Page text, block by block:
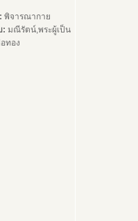
พิจารณากาย
: มณีรัตน์,พระผู้เป็น
ทอง